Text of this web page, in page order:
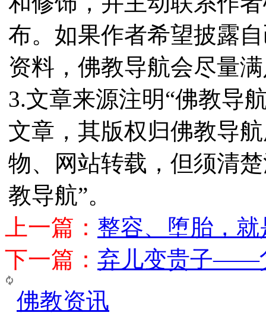
布。如果作者希望披露
资料，佛教导航会尽量
3.文章来源注明“佛教导
文章，其版权归佛教导
物、网站转载，但须清
教导航”。
上一篇： 整容、堕胎，
下一篇： 弃儿变贵子——
佛教资讯